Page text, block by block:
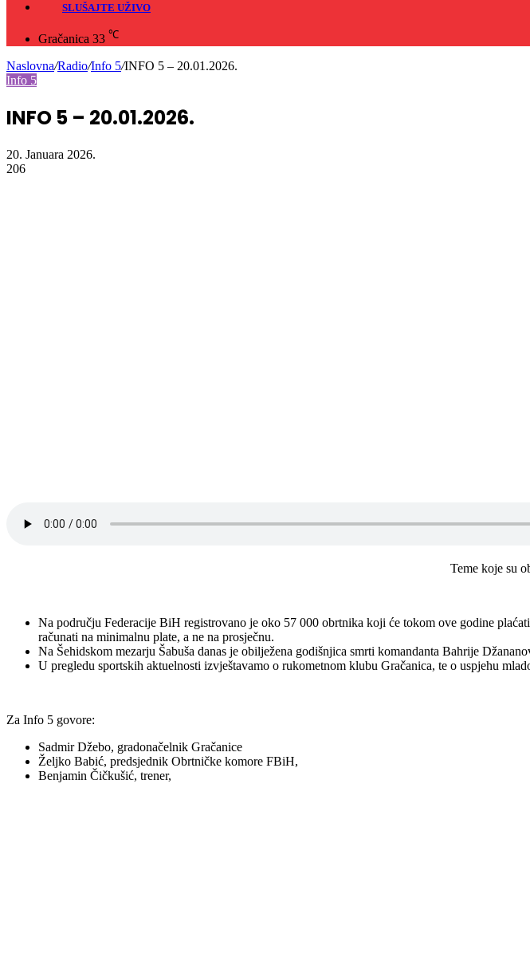
SLUŠAJTE UŽIVO
Gračanica 33 ℃
Naslovna/Radio/Info 5/INFO 5 – 20.01.2026.
Info 5
INFO 5 – 20.01.2026.
20. Januara 2026.
206
Teme koje su
Na području Federacije BiH registrovano je oko 57 000 obrtnika koji će tokom ove godine
računati na minimalnu plate, a ne na prosječnu.
Na Šehidskom mezarju Šabuša danas je obilježena godišnjica smrti komandanta Bahrije
U pregledu sportskih aktuelnosti izvještavamo o rukometnom klubu Gračanica, te o uspjehu
Za Info 5 govore:
Sadmir Džebo, gradonačelnik Gračanice
Željko Babić, predsjednik Obrtničke komore FBiH,
Benjamin Čičkušić, trener,